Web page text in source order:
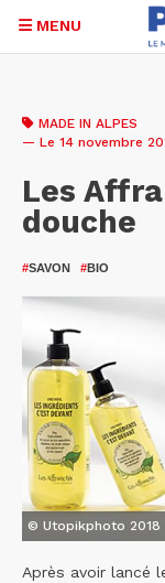
contenu
MENU
MADE IN ALPES
— Le 14 novembre
Les
douche
#SAVON #BIO
© Utopikphoto 2018
Après avoir lancé